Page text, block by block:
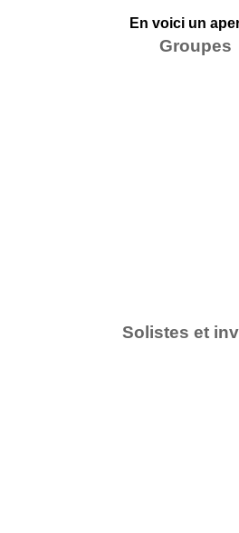
En voici un
Groupes
Solistes et